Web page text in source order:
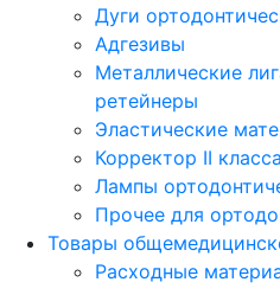
Дуги
Адгезивы
Металлические
ретейнеры
Эластические
Корректор II класса
Лампы
Прочее для
Товары
Расходные